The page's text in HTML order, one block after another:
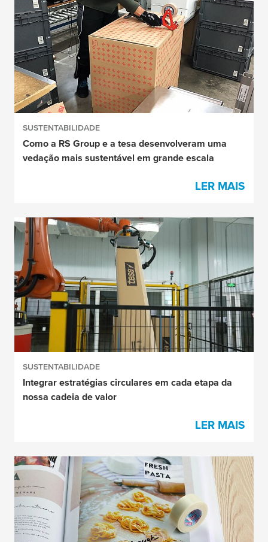
SUSTENTABILIDADE
Como a RS Group e a tesa desenvolveram uma
vedação mais sustentável em grande escala
LER MAIS
SUSTENTABILIDADE
Integrar estratégias circulares em cada etapa da
nossa cadeia de valor
LER MAIS